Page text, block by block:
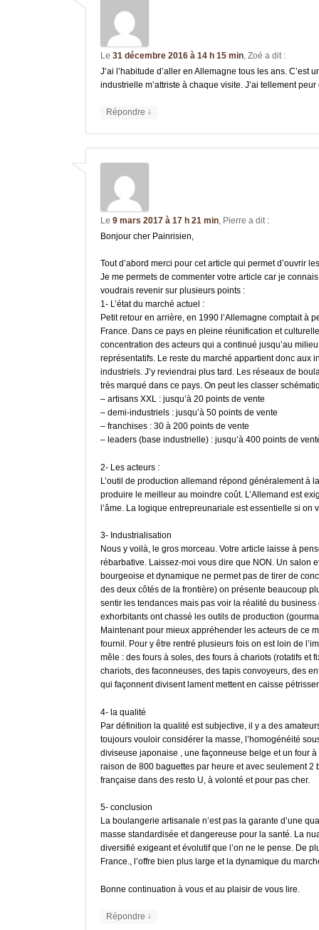
Le 31 décembre 2016 à 14 h 15 min, Zoé a dit :
J’ai l’habitude d’aller en Allemagne tous les ans.
industrielle m’attriste à chaque visite. J’ai tellement
Répondre ↓
Le 9 mars 2017 à 17 h 21 min, Pierre a dit :
Bonjour cher Painrisien,
Tout d’abord merci pour cet article qui permet d’ouvrir
Je me permets de commenter votre article car je
voudrais revenir sur plusieurs points :
1- L’état du marché actuel :
Petit retour en arrière, en 1990 l’Allemagne comptait à
France. Dans ce pays en pleine réunification et
concentration des acteurs qui a continué jusqu’au
représentatifs. Le reste du marché appartient donc aux
industriels. J’y reviendrai plus tard. Les réseaux de
très marqué dans ce pays. On peut les classer
– artisans XXL : jusqu’à 20 points de vente
– demi-industriels : jusqu’à 50 points de vente
– franchises : 30 à 200 points de vente
– leaders (base industrielle) : jusqu’à 400 points de
2- Les acteurs :
L’outil de production allemand répond généralement à
produire le meilleur au moindre coût. L’Allemand est
l’âme. La logique entrepreunariale est essentielle si
3- Industrialisation
Nous y voilà, le gros morceau. Votre article laisse à
rébarbative. Laissez-moi vous dire que NON. Un salon
bourgeoise et dynamique ne permet pas de tirer de
des deux côtés de la frontière) on présente beaucoup
sentir les tendances mais pas voir la réalité du
exhorbitants ont chassé les outils de production
Maintenant pour mieux appréhender les acteurs de ce
fournil. Pour y être rentré plusieurs fois on est loin de
mêle : des fours à soles, des fours à chariots (rotatifs et
chariots, des faconneuses, des tapis convoyeurs, des
qui façonnent divisent lament mettent en caisse
4- la qualité
Par définition la qualité est subjective, il y a des
toujours vouloir considérer la masse, l’homogénéité
diviseuse japonaise , une façonneuse belge et un four
raison de 800 baguettes par heure et avec seulement
française dans des resto U, à volonté et pour pas cher.
5- conclusion
La boulangerie artisanale n’est pas la garante d’une
masse standardisée et dangereuse pour la santé. La
diversifié exigeant et évolutif que l’on ne le pense. De
France., l’offre bien plus large et la dynamique du
Bonne continuation à vous et au plaisir de vous lire.
Répondre ↓